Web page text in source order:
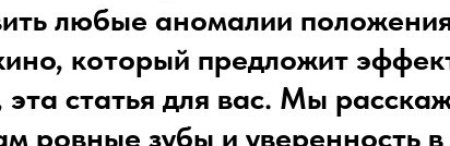
любые аномалии
, который предложит
эта статья для вас. Мы
ровные зубы и уверенность